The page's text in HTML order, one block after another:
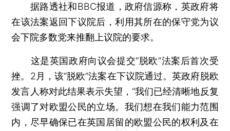
据路透社和BBC报道，政府信源称，英政府将
在该法案返回下议院后，利用其所在的保守党为议
会下院多数党来推翻上议院的要求。
这是英国政府向议会提交“脱欧”法案后首次受
挫。2月，该“脱欧”法案在下议院通过。英政府脱欧
发言人称对此结果表示失望，“我们已经清晰地反复
强调了对欧盟公民的立场。我们想在我们能力范围
内，尽早确保已在英国居留的欧盟公民的权利及在